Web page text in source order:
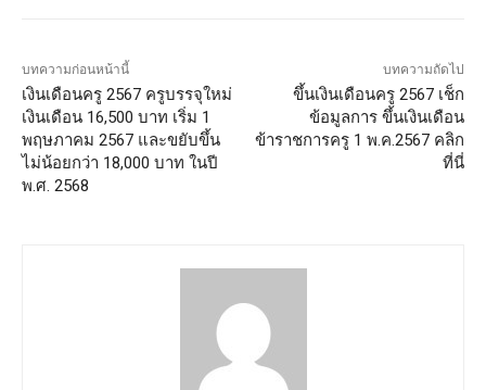
บทความก่อนหน้านี้
เงินเดือนครู 2567 ครูบรรจุใหม่
เงินเดือน 16,500 บาท เริ่ม 1
พฤษภาคม 2567 และขยับขึ้น
ไม่น้อยกว่า 18,000 บาท ในปี
พ.ศ. 2568
บทความถัดไป
ขึ้นเงินเดือนครู 2567 เช็ก
ข้อมูลการ ขึ้นเงินเดือน
ข้าราชการครู 1 พ.ค.2567 คลิก
ที่นี่